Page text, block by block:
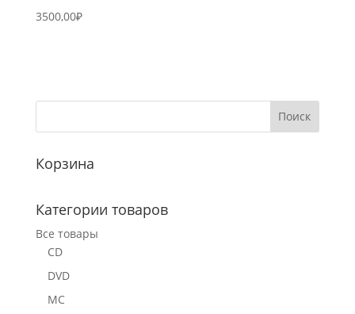
3500,00₽
Корзина
Категории товаров
Все товары
CD
DVD
MC